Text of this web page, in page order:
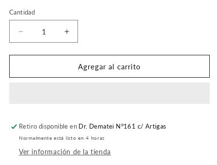
Cantidad
Reducir
cantidad
para
DESPIGMENTANTE
Aumentar
cantidad
para
TÓNICO
DESPIGMENTANTE
Agregar al carrito
Retiro disponible en Dr. Dematei N°161 c/ Artigas
Normalmente está listo en 4 horas
Ver información de la tienda